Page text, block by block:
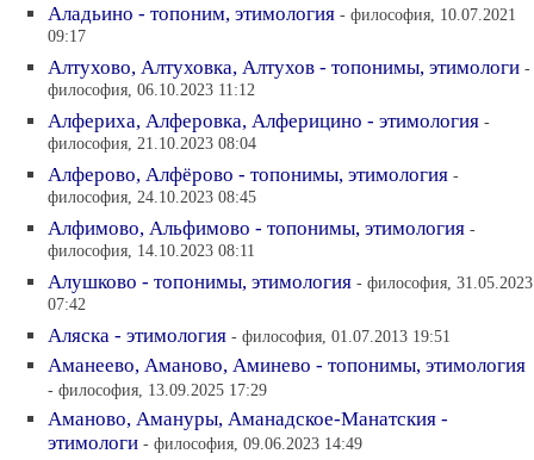
Аладьино - топоним, этимология - философия, 10.07.2021
09:17
Алтухово, Алтуховка, Алтухов - топонимы, этимологи -
философия, 06.10.2023 11:12
Алфериха, Алферовка, Алферицино - этимология -
философия, 21.10.2023 08:04
Алферово, Алфёрово - топонимы, этимология -
философия, 24.10.2023 08:45
Алфимово, Альфимово - топонимы, этимология -
философия, 14.10.2023 08:11
Алушково - топонимы, этимология - философия, 31.05.2023
07:42
Аляска - этимология - философия, 01.07.2013 19:51
Аманеево, Аманово, Аминево - топонимы, этимология
- философия, 13.09.2025 17:29
Аманово, Амануры, Аманадское-Манатския -
этимологи - философия, 09.06.2023 14:49